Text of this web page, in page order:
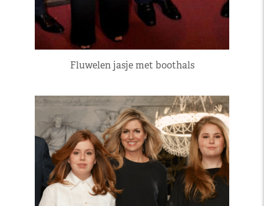
Fluwelen jasje met boothals